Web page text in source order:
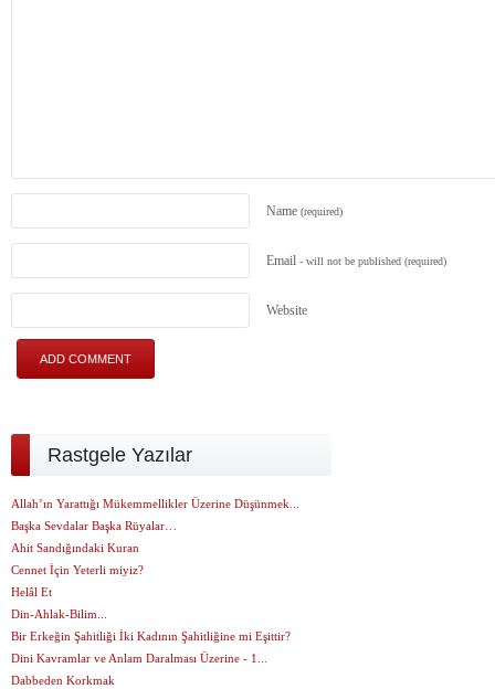
Name (required)
Email - will not be published (required)
Website
Rastgele Yazılar
Allah’ın Yarattığı Mükemmellikler Üzerine Düşünmek...
Başka Sevdalar Başka Rüyalar…
Ahit Sandığındaki Kuran
Cennet İçin Yeterli miyiz?
Helâl Et
Din-Ahlak-Bilim...
Bir Erkeğin Şahitliği İki Kadının Şahitliğine mi Eşittir?
Dini Kavramlar ve Anlam Daralması Üzerine - 1...
Dabbeden Korkmak